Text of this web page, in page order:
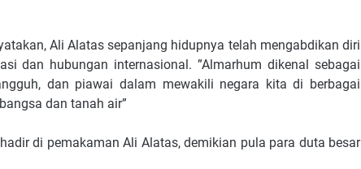
Ali Alatas sepanjang hidupnya telah mengabdikan diri
dan hubungan internasional. ”Almarhum dikenal sebagai
dan piawai dalam mewakili negara kita di berbagai
dan tanah air”
di pemakaman Ali Alatas, demikian pula para duta besar